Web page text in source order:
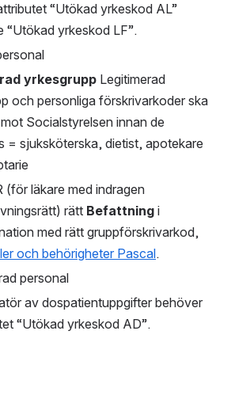
“Utökad yrkeskod AL”
“Utökad yrkeskod LF”.
yrkesgrupp Legitimerad
och personliga förskrivarkoder ska
Socialstyrelsen innan de
= sjuksköterska, dietist, apotekare
(för läkare med indragen
rätt Befattning i
med rätt gruppförskrivarkod,
och behörigheter Pascal.
personal
av dospatientuppgifter behöver
“Utökad yrkeskod AD”.